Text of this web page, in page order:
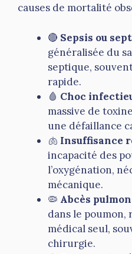
causes de mortalité
🔴 Sepsis ou
généralisée du
septique,
rapide.
🩸 Choc
massive de
une défaillance
🫁 Insuffisance
incapacité des
l’oxygénation,
mécanique.
🦠 Abcès
dans le
médical seul,
chirurgie.